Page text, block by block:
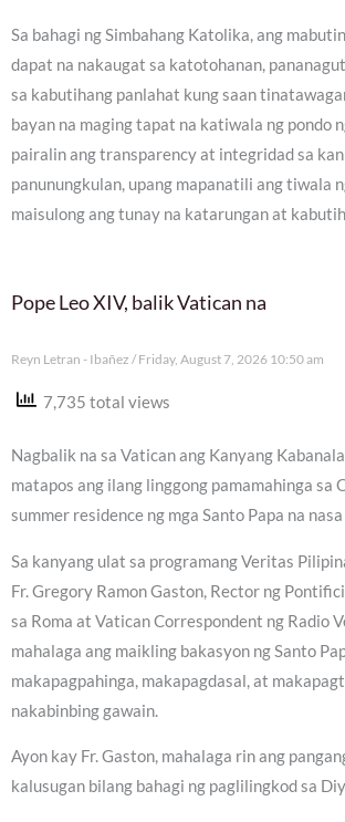
Sa bahagi ng Simbahang Katolika, ang
dapat na nakaugat sa katotohanan,
sa kabutihang panlahat kung saan
bayan na maging tapat na katiwala ng pondo
pairalin ang transparency at integridad sa
panunungkulan, upang mapanatili ang tiwala
maisulong ang tunay na katarungan at
Pope Leo XIV, balik Vatican na
Reyn Letran - Ibañez Friday, August 7, 2026 10:50 am
7,735 total views
Nagbalik na sa Vatican ang Kanyang
matapos ang ilang linggong pamamahinga sa
summer residence ng mga Santo Papa na
Sa kanyang ulat sa programang Veritas
Fr. Gregory Ramon Gaston, Rector ng
sa Roma at Vatican Correspondent ng Radio
mahalaga ang maikling bakasyon ng Santo
makapagpahinga, makapagdasal, at
nakabinbing gawain.
Ayon kay Fr. Gaston, mahalaga rin ang
kalusugan bilang bahagi ng paglilingkod sa